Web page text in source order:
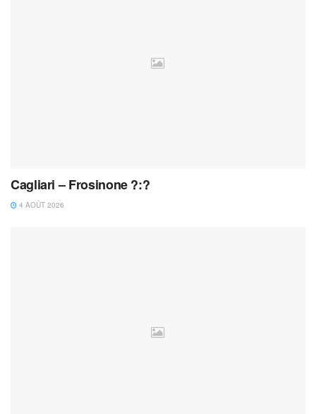
Cagliari – Frosinone ?:?
4 AOÛT 2026